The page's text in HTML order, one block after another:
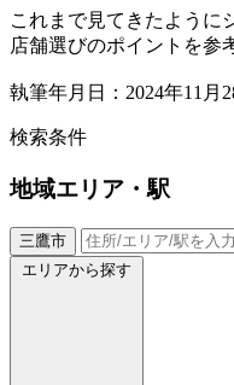
これまで見てきたように
店舗選びのポイントを参
執筆年月日：2024年11月
検索条件
地域エリア・駅
三鷹市
エリアから探す